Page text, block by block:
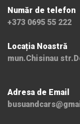
Număr de telefon
+373 0695 55 222
Locația Noastră
mun.Chisinau
Adresa de Email